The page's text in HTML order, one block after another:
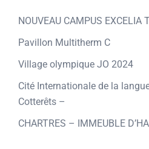
NOUVEAU CAMPUS EXCELIA
Pavillon Multitherm C
Village olympique JO 2024
Cité Internationale de la
Cotterêts –
CHARTRES – IMMEUBLE